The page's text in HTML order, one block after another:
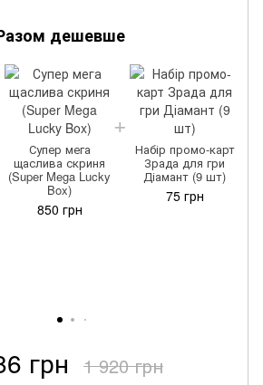
дешевше
Супер мега
щаслива скриня
(Super Mega Lucky
Box)
850 грн
Набір промо-карт
Зрада для гри
Діамант (9 шт)
75 грн
грн 1 920 грн